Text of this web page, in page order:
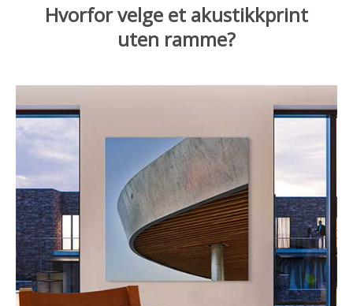
Hvorfor velge et akustikkprint
uten ramme?